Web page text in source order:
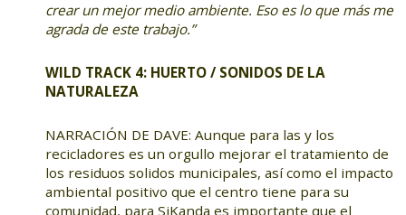
crear un mejor medio ambiente. Eso es lo que más me
agrada de este trabajo.”
WILD TRACK 4: HUERTO / SONIDOS DE LA
NATURALEZA
NARRACIÓN DE DAVE: Aunque para las y los
recicladores es un orgullo mejorar el tratamiento de
los residuos solidos municipales, así como el impacto
ambiental positivo que el centro tiene para su
comunidad, para SiKanda es importante que el